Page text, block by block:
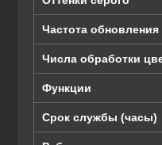
Частота обновления
Числа обработки
Функции
Срок службы (часы)